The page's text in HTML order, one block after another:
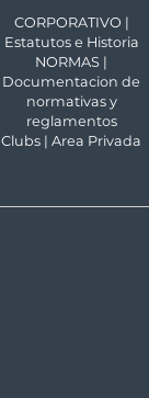
CORPORATIVO |
Estatutos e Historia
NORMAS |
Documentacion de
normativas y
reglamentos
Clubs | Area Privada